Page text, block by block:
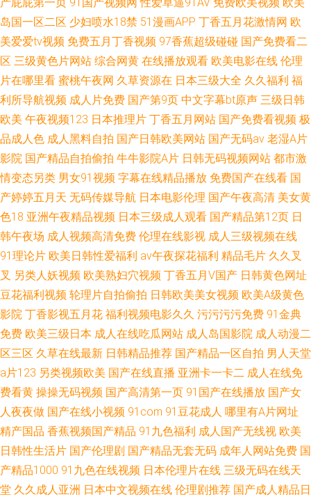
岛国一区二区 少妇喷水18禁 51漫画APP 丁香五月花激情网 欧
美爱爱tv视频 免费五月丁香视频 97香蕉超级碰碰 国产免费看二
区 三级黄色片网站 综合网黄 在线播放观看 欧美电影在线 伦理
片在哪里看 蜜桃午夜网 久草资源在 日本三级大全 久久福利 福
利所导航视频 成人片免费 国产第9页 中文字幕bt原声 三级日韩
欧美 午夜视频123 日本推理片 丁香五月网站 国产免费看视频 极
品成人色 成人黑料自拍 国产日韩欧美网站 国产无码av 老湿A片
影院 国产精品自拍偷拍 牛牛影院A片 日韩无码视频网站 都市激
情变态另类 男女91视频 字幕在线精品播放 免费国产在线看 国
产婷婷五月天 无码传媒导航 日本电影伦理 国产午夜高清 美女黄
色18 亚洲午夜精品视频 日本三级成人观看 国产精品第12页 日
韩午夜场 成人视频高清免费 伦理在线影视 成人三级视频在线
91理论片 欧美日韩性爱福利 av午夜探花福利 精品毛片 久久叉
叉 另类人妖视频 欧美熟妇穴视频 丁香五月V国产 日韩黄色网址
豆花福利视频 轮理片自拍偷拍 日韩欧美美女视频 欧美A级黄色
影院 丁香影视五月花 福利视频电影久久 污污污污免费 91金典
免费 欧美三级日本 成人在线吃瓜网站 成人岛国影院 成人动漫二
区三区 久草在线最新 日韩精品推荐 国产精品一区自拍 男人天堂
a片123 另类视频欧美 国产在线直播 亚洲卡一卡二 成人在线免
费看黄 操操无码视频 国产高清第一页 91国产在线播放 国产女
人夜夜做 国产在线小视频 91com 91豆花成人 哪里有A片网址
精产国品 香蕉视频国产精品 91九色福利 成人国产无线视 欧美
日韩性生活片 国产伦理剧 国产精品无套无码 成年人网站免费 国
产精品1000 91九色在线视频 日本伦理片在线 三级无码在线天
堂 久久成人亚洲 日本中文视频在线 伦理剧推荐 国产成人精品日